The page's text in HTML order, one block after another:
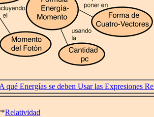
qué Energías se deben Usar las Expresiones
Relatividad